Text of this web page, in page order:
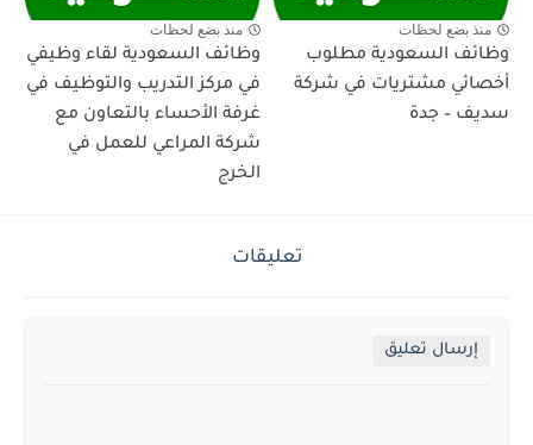
منذ بضع لحظات
وظائف السعودية مطلوب
أخصائي مشتريات في شركة
سديف – جدة
منذ بضع لحظات
وظائف السعودية لقاء وظيفي
في مركز التدريب والتوظيف في
غرفة الأحساء بالتعاون مع
شركة المراعي للعمل في
الخرج
تعليقات
إرسال تعليق